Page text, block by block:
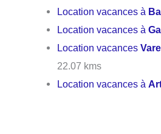
Location vacances à
Location vacances à
Location vacances
22.07 kms
Location vacances à